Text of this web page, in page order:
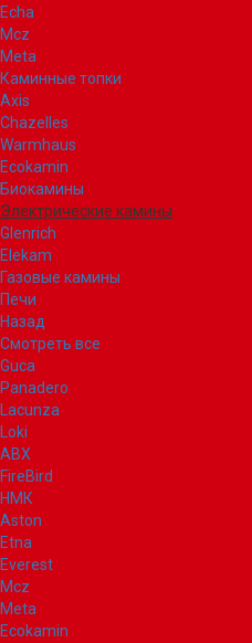
Echa
Mcz
Meta
Каминные топки
Axis
Chazelles
Warmhaus
Ecokamin
Биокамины
Электрические камины
Glenrich
Elekam
Газовые камины
Печи
Назад
Смотреть все
Guca
Panadero
Lacunza
Loki
ABX
FireBird
НМК
Aston
Etna
Everest
Mcz
Meta
Ecokamin